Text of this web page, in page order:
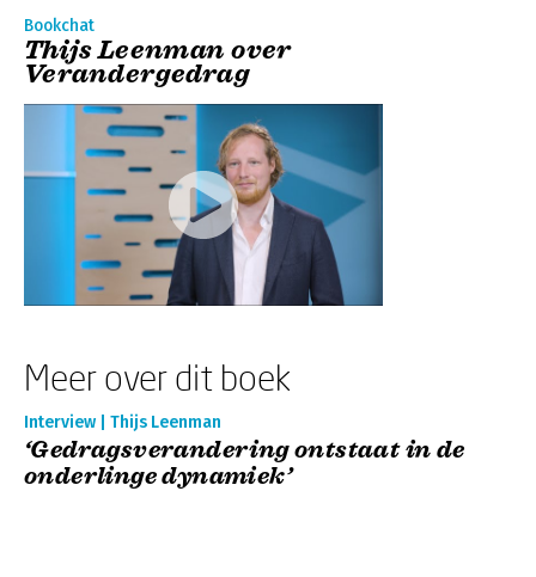
Bookchat
Thijs Leenman over
Verandergedrag
Meer over dit boek
Interview | Thijs Leenman
‘Gedragsverandering ontstaat in de
onderlinge dynamiek’